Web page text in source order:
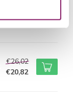
€20,82
€26,02
€20,82